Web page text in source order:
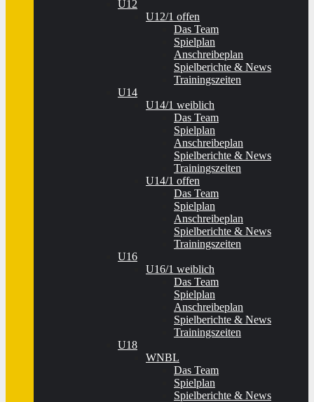
U12
U12/1 offen
Das Team
Spielplan
Anschreibeplan
Spielberichte & News
Trainingszeiten
U14
U14/1 weiblich
Das Team
Spielplan
Anschreibeplan
Spielberichte & News
Trainingszeiten
U14/1 offen
Das Team
Spielplan
Anschreibeplan
Spielberichte & News
Trainingszeiten
U16
U16/1 weiblich
Das Team
Spielplan
Anschreibeplan
Spielberichte & News
Trainingszeiten
U18
WNBL
Das Team
Spielplan
Spielberichte & News